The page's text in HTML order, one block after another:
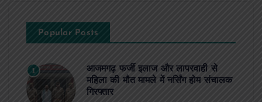
Popular Posts
1
आजमगढ़ फर्जी इलाज और लापरवाही से
महिला की मौत मामले में नर्सिंग होम संचालक
गिरफ्तार